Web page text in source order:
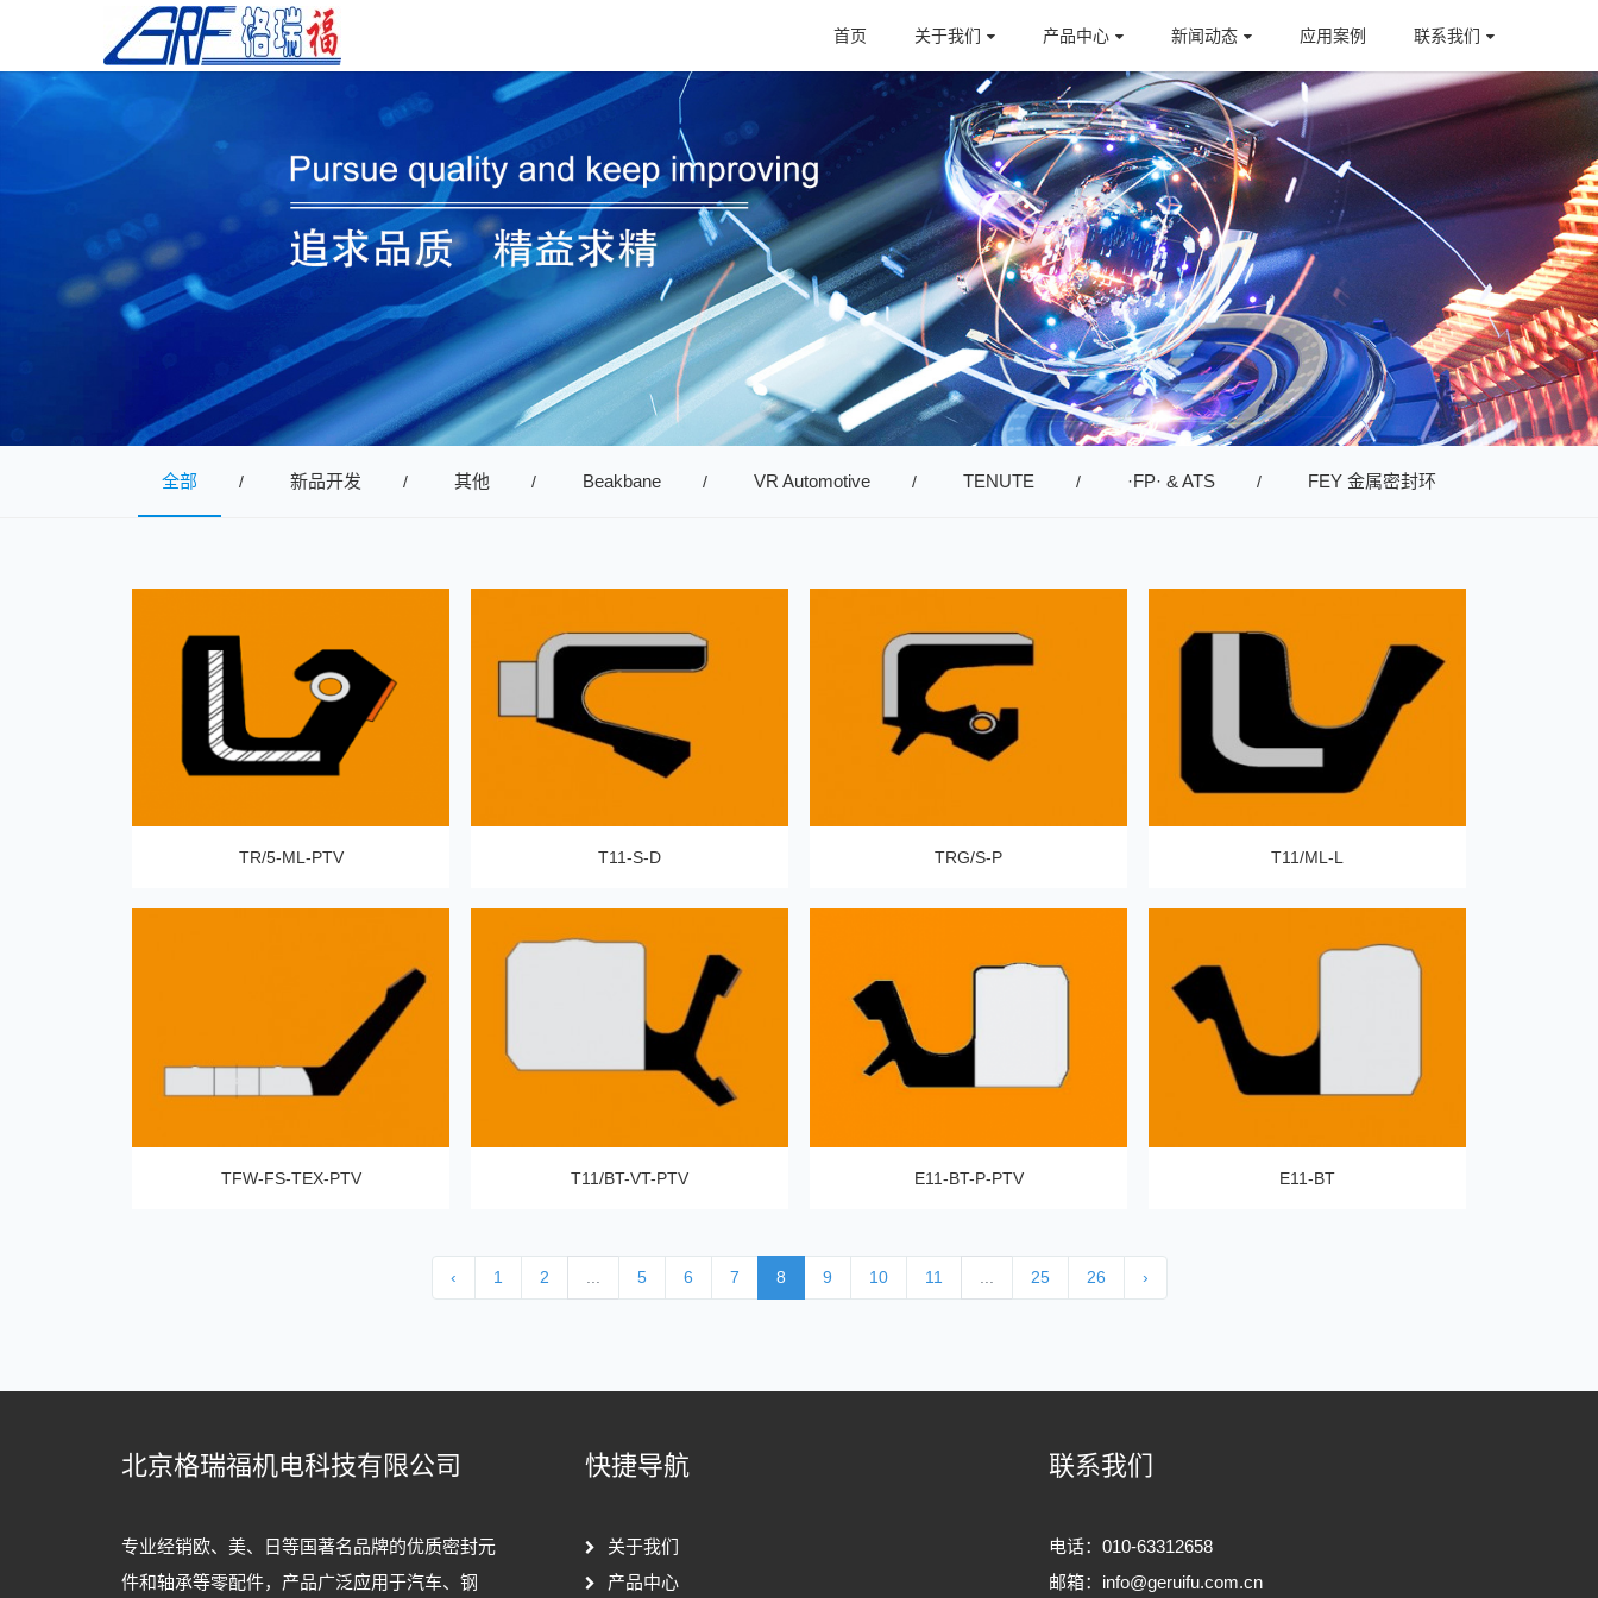
首页 关于我们 产品中心 新闻动态 应用案例 联系我们
全部 / 新品开发 / 其他 / Beakbane / VR Automotive / TENUTE / ·FP· & ATS / FEY 金属密封环
TR/5-ML-PTV T11-S-D TRG/S-P T11/ML-L
TFW-FS-TEX-PTV T11/BT-VT-PTV E11-BT-P-PTV E11-BT
‹ 1 2 5 6 7 8 9 10 11 25 26 ›
北京格瑞福机电科技有限公司
专业经销欧、美、日等国著名品牌的优质密封元
件和轴承等零配件，产品广泛应用于汽车、钢
快捷导航
关于我们
产品中心
联系我们
电话：010-63312658
邮箱： info@geruifu.com.cn